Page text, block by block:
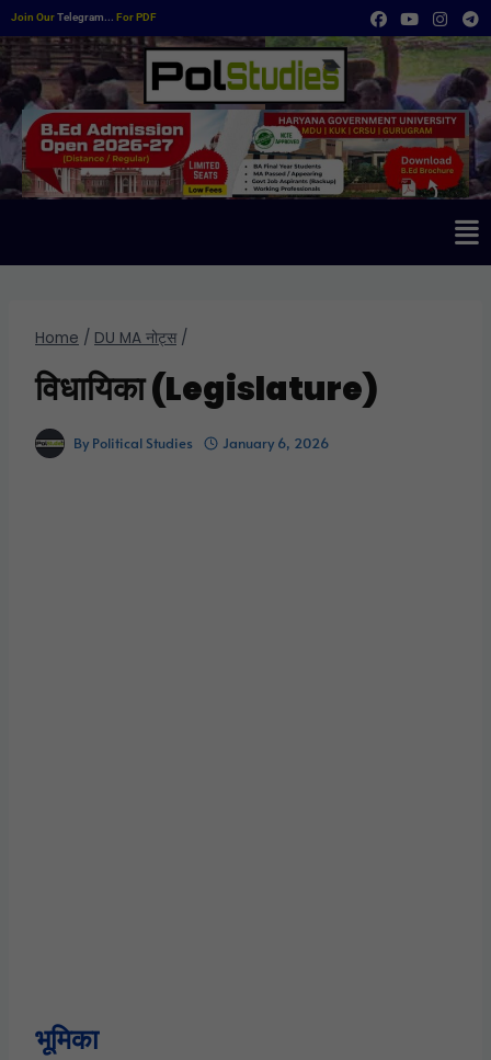
Join OurTelegram... For PDF
Home / DU MA नोट्स /
विधायिका (Legislature)
By Political Studies January 6, 2026
भूमिका